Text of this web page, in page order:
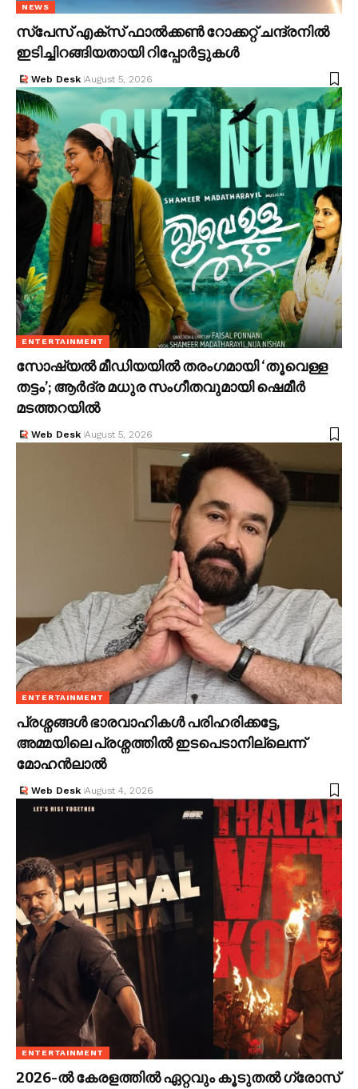
NEWS
സ്പേസ് എക്സ് ഫാൽക്കൺ റോക്കറ്റ് ചന്ദ്രനിൽ
ഇടിച്ചിറങ്ങിയതായി റിപ്പോർട്ടുകൾ
Web Desk August 5, 2026
ENTERTAINMENT
സോഷ്യൽ മീഡിയയിൽ തരംഗമായി ‘തൂവെള്ള
തട്ടം’; ആർദ്ര മധുര സംഗീതവുമായി ഷെമീർ
മടത്തറയിൽ
Web Desk August 5, 2026
ENTERTAINMENT
പ്രശ്നങ്ങൾ ഭാരവാഹികൾ പരിഹരിക്കട്ടേ,
അമ്മയിലെ പ്രശ്നത്തിൽ ഇടപെടാനില്ലെന്ന്
മോഹൻലാൽ
Web Desk August 4, 2026
ENTERTAINMENT
2026-ൽ കേരളത്തിൽ ഏറ്റവും കൂടുതൽ ഗ്രോസ്